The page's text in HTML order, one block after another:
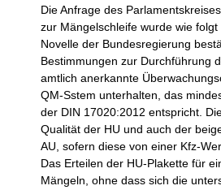
Die Anfrage des
zur Mängelschleife wurde wie
Novelle der Bundesregierung
Bestimmungen zur Durchführung
amtlich anerkannte
QM-Sstem unterhalten, das
der DIN 17020:2012 entspricht.
Qualität der HU und auch der
AU, sofern diese von einer Kfz-
Das Erteilen der HU-Plakette für
Mängeln, ohne dass sich die